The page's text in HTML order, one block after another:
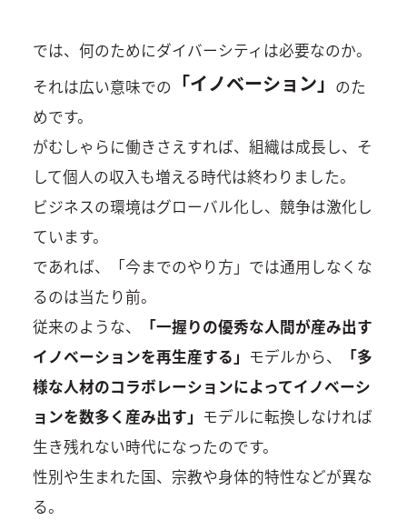
では、何のためにダイバーシティは必要なのか。
それは広い意味での 「イノベーション」 のた
めです。
がむしゃらに働きさえすれば、組織は成長し、そ
して個人の収入も増える時代は終わりました。
ビジネスの環境はグローバル化し、競争は激化し
ています。
であれば、「今までのやり方」では通用しなくな
るのは当たり前。
従来のような、
「一握りの優秀な人間が産み出す
イノベーションを再生産する」 モデルから、
「多
様な人材のコラボレーションによってイノベーシ
ョンを数多く産み出す」 モデルに転換しなければ
生き残れない時代になったのです。
性別や生まれた国、宗教や身体的特性などが異な
る。